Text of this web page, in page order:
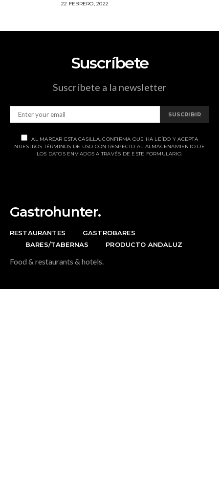
22 FEBRERO, 2022
Suscríbete
Suscríbete a la newsletter
SUSCRIBIR
AL MARCAR ESTA CASILLA, CONFIRMA QUE HA LEÍDO Y ACEPTA
NUESTROS TÉRMINOS DE USO CON RESPECTO AL ALMACENAMIENTO DE
LOS DATOS ENVIADOS A TRAVÉS DE ESTE FORMULARIO.
Gastrohunter.
RESTAURANTES
GASTROBARES
BARES/TABERNAS
PRODUCTO ANDALUZ
Food & restaurants & hotels.